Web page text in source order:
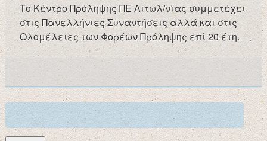
Το Κέντρο Πρόληψης ΠΕ Αιτωλ/νίας συμμετέχει
στις Πανελλήνιες Συναντήσεις αλλά και στις
Ολομέλειες των Φορέων Πρόληψης επί 20 έτη.
Search
for: